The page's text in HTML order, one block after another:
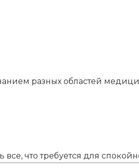
разных областей
что требуется для